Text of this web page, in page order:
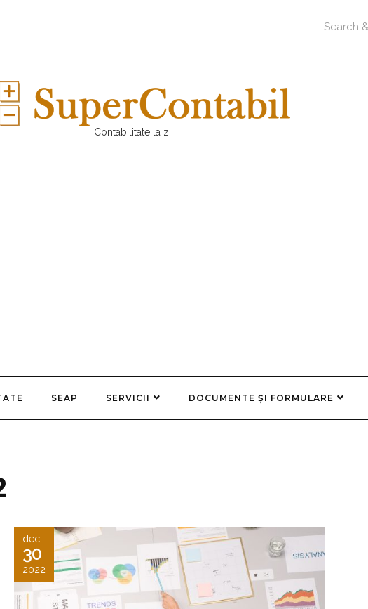
Contabilitate la zi
SEAP SERVICII DOCUMENTE ȘI FORMULARE
dec.
30
2022